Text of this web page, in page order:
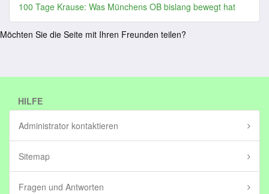
100 Tage Krause: Was Münchens OB bislang bewegt hat
Möchten Sie die Seite mit Ihren Freunden teilen?
HILFE
Administrator kontaktieren
Sitemap
Fragen und Antworten